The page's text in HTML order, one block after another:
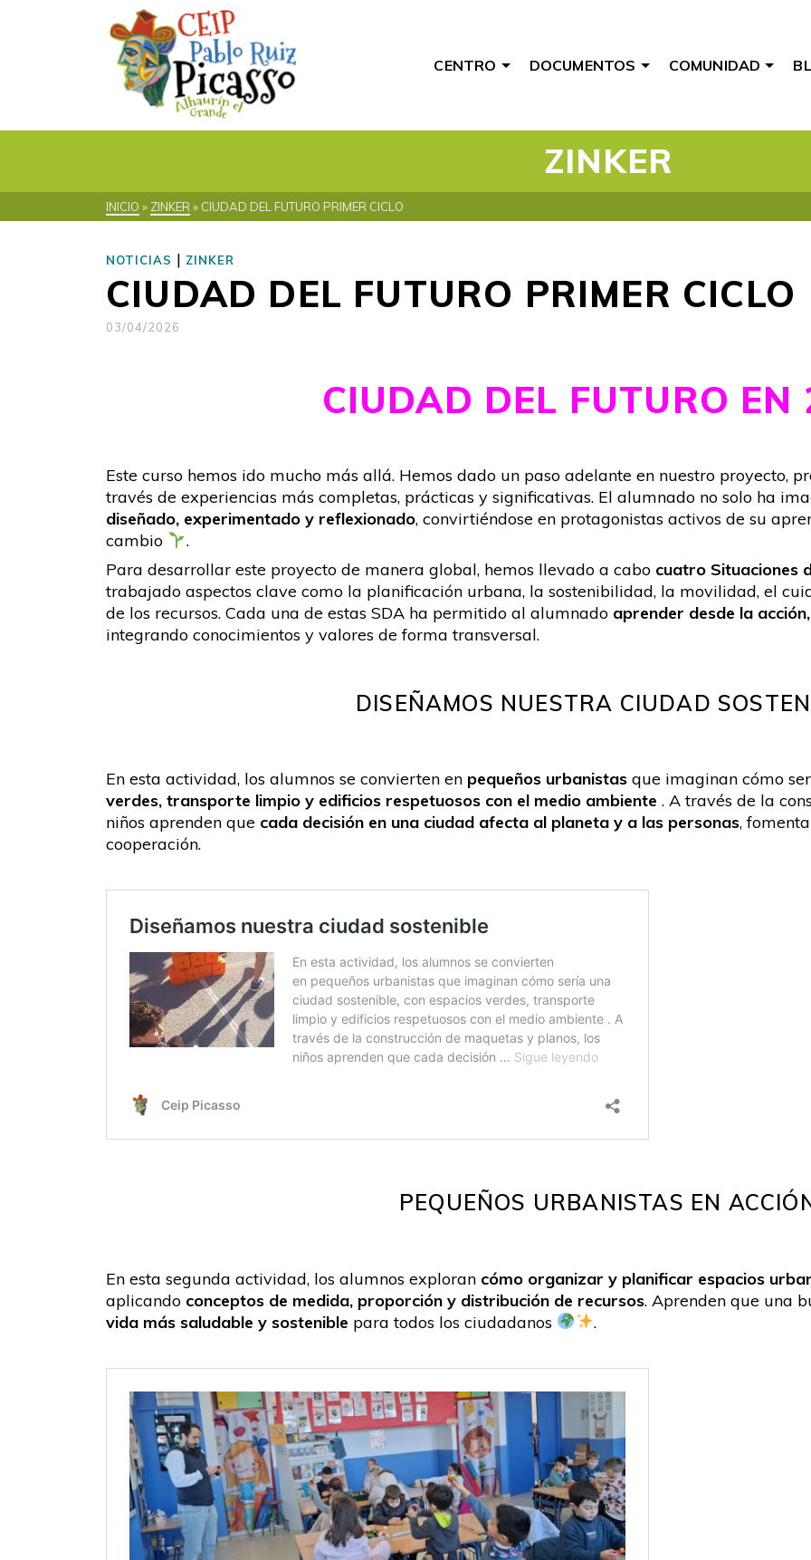
CENTRO DOCUMENTOS COMUNIDAD
ZINKER
INICIO » ZINKER » CIUDAD DEL FUTURO PRIMER CICLO
NOTICIAS | ZINKER
CIUDAD DEL FUTURO PRIMER CICLO
03/04/2026
CIUDAD DEL FUTURO EN
Este curso hemos ido mucho más allá. Hemos dado un paso adelante en nuestro proyecto,
través de experiencias más completas, prácticas y significativas. El alumnado no solo ha
diseñado, experimentado y reflexionado, convirtiéndose en protagonistas activos de su
cambio
.
Para desarrollar este proyecto de manera global, hemos llevado a cabo cuatro Situaciones
trabajado aspectos clave como la planificación urbana, la sostenibilidad, la movilidad, el
de los recursos. Cada una de estas SDA ha permitido al alumnado aprender desde la
integrando conocimientos y valores de forma transversal.
DISEÑAMOS NUESTRA CIUDAD
En esta actividad, los alumnos se convierten en pequeños urbanistas que imaginan cómo
verdes, transporte limpio y edificios respetuosos con el medio ambiente . A través de la
niños aprenden que cada decisión en una ciudad afecta al planeta y a las personas,
cooperación.
PEQUEÑOS URBANISTAS EN
En esta segunda actividad, los alumnos exploran cómo organizar y planificar espacios
aplicando conceptos de medida, proporción y distribución de recursos. Aprenden que una
vida más saludable y sostenible para todos los ciudadanos .